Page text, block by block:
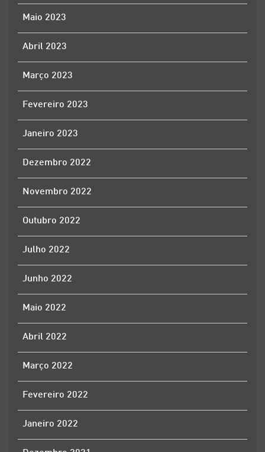
Maio 2023
Abril 2023
Março 2023
Fevereiro 2023
Janeiro 2023
Dezembro 2022
Novembro 2022
Outubro 2022
Julho 2022
Junho 2022
Maio 2022
Abril 2022
Março 2022
Fevereiro 2022
Janeiro 2022